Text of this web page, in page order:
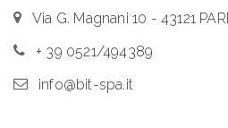
Via G. Magnani 10 - 43121
+ 39 0521/494389
info@bit-spa.it